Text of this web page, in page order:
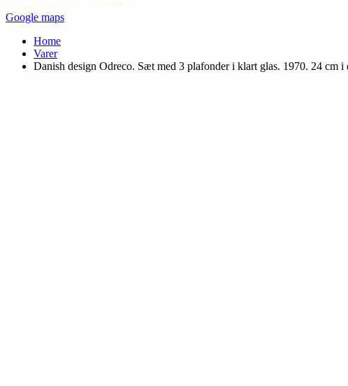
Google maps
Home
Varer
Danish design Odreco. Sæt med 3 plafonder i klart glas. 1970. 24 cm